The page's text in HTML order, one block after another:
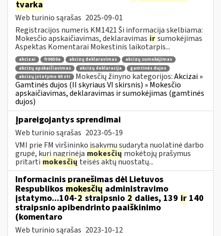
tvarka
Web turinio sąrašas 2025-09-01
Registracijos numeris KM1421 Ši informacija skelbiama:
Mokesčio apskaičiavimas, deklaravimas irsumokėjimas
Aspektas Komentarai Mokestinis laikotarpis...
akcizai fr0630a akcizų deklaravimas
akcizų sumokėjimas
akcizų apskaičiavimas
akcizų deklaracija
gamtinės dujos
akcizų įstatymo 60 str
Mokesčių žinyno kategorijos:Akcizai »
Gamtinės dujos (II skyriaus VI skirsnis) » Mokesčio
apskaičiavimas, deklaravimas ir sumokėjimas (gamtinės
dujos)
Įpareigojantys sprendimai
Web turinio sąrašas 2023-05-19
VMI prie FM viršininko įsakymu sudaryta nuolatinė darbo
grupė, kuri nagrinėja mokesčių mokėtojų prašymus
pritarti mokesčių teisės aktų nuostatų...
Informacinis pranešimas dėl Lietuvos
Respublikos mokesčių administravimo
įstatymo...104-2straipsnio 2 dalies, 139 ir 140
straipsnio apibendrinto paaiškinimo
(komentaro
Web turinio sąrašas 2023-10-12